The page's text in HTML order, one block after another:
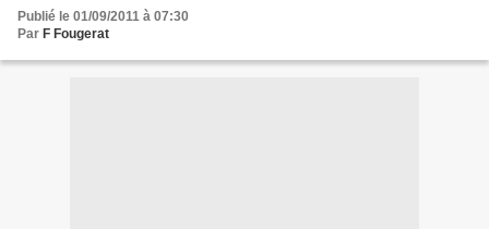
Publié le 01/09/2011 à 07:30
Par F Fougerat